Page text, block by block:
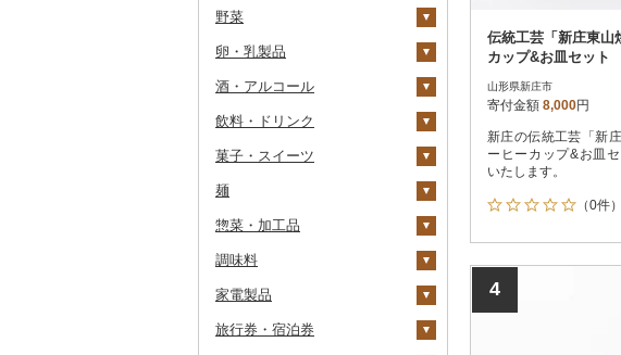
焼肉
牛タン
和牛
黒毛和牛
仙台牛
米沢牛
山形牛
常陸牛
ローストビーフ
ビーフジャーキー
その他牛肉（加工品）
すき焼き
しゃぶしゃぶ
焼肉
アグー豚
豚肉（加工品）
ハンバーグ
もつ鍋
ハム
ソーセージ・ウインナ
鶏肉
鶏肉（精肉）
ハム・ソーセージ
唐揚げ
水炊き
地鶏
赤鶏さつま
その他鶏肉
鹿肉
馬肉
羊肉・ラム肉（ジンギス
毛ガニ
かにしゃぶ
その他カニ
ボタンエビ
伊勢海老
その他エビ
いくら
うに
明太子・たらこ
明太子
たらこ
その他魚卵
数の子
キャビア
その他魚卵
貝
鮑（アワビ）
牡蠣（カキ）
あさり
しじみ
鮮魚
鮭・サーモン
マグロ
イワシ
イカ・タコ
イカ
タコ
海苔・海藻
海苔
干物
無洗米
玄米
金芽米
ゆめぴりか
コシヒカリ
はえぬき
さがびより
あきたこまち
雑穀
餅
その他穀物加工品
パン
ぶどう・マスカット
巨峰
ナガノパープル
ピオーネ
デラウェア
その他ぶどう・マスカ
いちご
りんご
もも
メロン
梨
和梨
洋梨・ラフランス
マンゴー
みかん・柑橘
みかん
すいか
野菜
いも
じゃがいも
さつまいも
その他いも
トマト
フルーツトマト
ミニトマト
玉ねぎ
ねぎ
根菜
人参
大根
自然薯
アスパラガス
豆
きのこ
卵・乳製品
卵
チーズ
ヨーグルト
バター
その他乳製品
酒・アルコール
ビール・発泡酒
ビール
地ビール・クラフトビ
日本酒
純米吟醸
大吟醸
吟醸
その他日本酒
芋焼酎
麦焼酎
米焼酎
黒糖焼酎
梅酒
泡盛
ワイン
白ワイン
ウイスキー
飲料・ドリンク
水・ミネラルウォーター
飲料
コーヒー豆
粉
ドリップ
茶
飲料
茶葉・ティーバッグ
静岡茶
果汁飲料
りんごジュース
みかんジュース（オレ
紅茶
飲料
その他飲料・ジュース
菓子・スイーツ
クッキー
焼き菓子
プリン
ゼリー
麺
ラーメン
うどん
そば
パスタ
惣菜・加工品
惣菜
餃子
シュウマイ
カレー・シチュー
カレー
鍋
調味料
砂糖
塩
家電製品
季節・空調家電
旅行券・宿泊券
伝統工芸「新庄東山
カップ&お皿セット
山形県新庄市
寄付金額 8,000円
新庄の伝統工芸「新
ーヒーカップ&お皿
いたします。
（0件）
4